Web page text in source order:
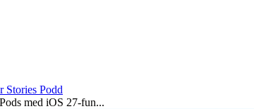
Stories Podd
med iOS 27-fun...